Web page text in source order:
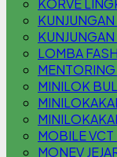
KORVE
LOMBA
MINILOK
MOBILE VCT
MONEV